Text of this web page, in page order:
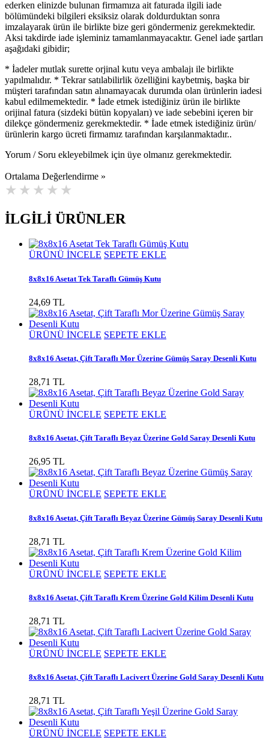
ederken elinizde bulunan firmamıza ait faturada ilgili iade
bölümündeki bilgileri eksiksiz olarak doldurduktan sonra
imzalayarak ürün ile birlikte bize geri göndermeniz gerekmektedir.
Aksi takdirde iade işleminiz tamamlanmayacaktır. Genel iade şartları
aşağıdaki gibidir;
* İadeler mutlak surette orjinal kutu veya ambalajı ile birlikte
yapılmalıdır. * Tekrar satılabilirlik özelliğini kaybetmiş, başka bir
müşteri tarafından satın alınamayacak durumda olan ürünlerin iadesi
kabul edilmemektedir. * İade etmek istediğiniz ürün ile birlikte
orijinal fatura (sizdeki bütün kopyaları) ve iade sebebini içeren bir
dilekçe göndermeniz gerekmektedir. * İade etmek istediğiniz ürün/
ürünlerin kargo ücreti firmamız tarafından karşılanmaktadır..
Yorum / Soru ekleyebilmek için üye olmanız gerekmektedir.
Ortalama Değerlendirme »
İLGİLİ ÜRÜNLER
ÜRÜNÜ İNCELE SEPETE EKLE
8x8x16 Asetat Tek Taraflı Gümüş Kutu
24,69 TL
ÜRÜNÜ İNCELE SEPETE EKLE
8x8x16 Asetat, Çift Taraflı Mor Üzerine Gümüş Saray Desenli Kutu
28,71 TL
ÜRÜNÜ İNCELE SEPETE EKLE
8x8x16 Asetat, Çift Taraflı Beyaz Üzerine Gold Saray Desenli Kutu
26,95 TL
ÜRÜNÜ İNCELE SEPETE EKLE
8x8x16 Asetat, Çift Taraflı Beyaz Üzerine Gümüş Saray Desenli Kutu
28,71 TL
ÜRÜNÜ İNCELE SEPETE EKLE
8x8x16 Asetat, Çift Taraflı Krem Üzerine Gold Kilim Desenli Kutu
28,71 TL
ÜRÜNÜ İNCELE SEPETE EKLE
8x8x16 Asetat, Çift Taraflı Lacivert Üzerine Gold Saray Desenli Kutu
28,71 TL
ÜRÜNÜ İNCELE SEPETE EKLE